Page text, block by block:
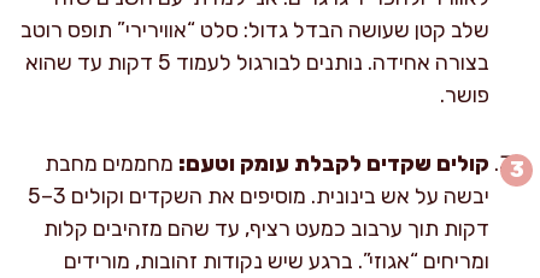
שלב קטן שעושה הבדל גדול: סלט “אווירירי” תופס רוטב
בצורה אחידה. נותנים לבורגול לעמוד 5 דקות עד שהוא
פושר.
קולים שקדים לקבלת עומק וטעם: מחממים מחבת
יבשה על אש בינונית. מוסיפים את השקדים וקולים 3–5
דקות תוך ערבוב כמעט רציף, עד שהם מזהיבים קלות
ומריחים “אגוזי”. ברגע שיש נקודות זהובות, מורידים